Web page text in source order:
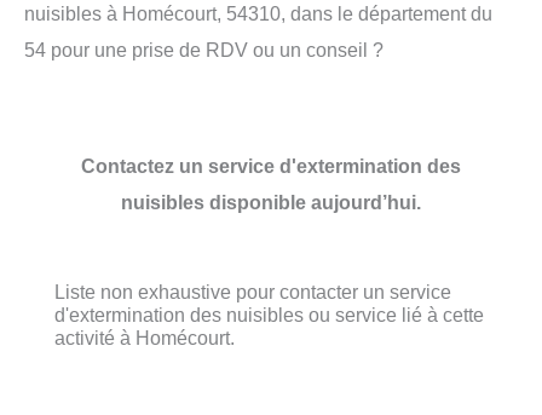
nuisibles à Homécourt, 54310, dans le département du
54 pour une prise de RDV ou un conseil ?
Contactez un service d'extermination des
nuisibles disponible aujourd’hui.
Liste non exhaustive pour contacter un service
d'extermination des nuisibles ou service lié à cette
activité à Homécourt.